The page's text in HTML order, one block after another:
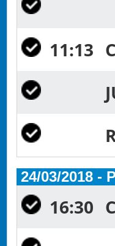
11:13
24/03/2018 -
16:30